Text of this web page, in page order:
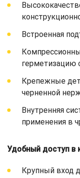
Встроенная
герметизацию
Крепежные
черненной
Внутренняя
применения в
Удобный доступ в
Крупный вход